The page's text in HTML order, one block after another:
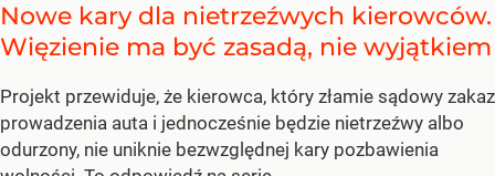
Nowe kary dla nietrzeźwych kierowców.
Więzienie ma być zasadą, nie wyjątkiem
Projekt przewiduje, że kierowca, który złamie sądowy zakaz
prowadzenia auta i jednocześnie będzie nietrzeźwy albo
odurzony, nie uniknie bezwzględnej kary pozbawienia